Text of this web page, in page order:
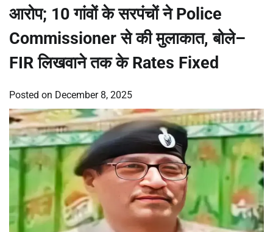
आरोप; 10 गांवों के सरपंचों ने Police
Commissioner से की मुलाकात, बोले–
FIR लिखवाने तक के Rates Fixed
Posted on December 8, 2025